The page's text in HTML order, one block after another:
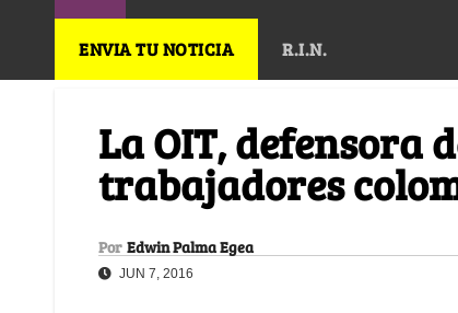
ENVIA TU NOTICIA R.I.N.
La OIT, defensora
trabajadores
Por Edwin Palma Egea
JUN 7, 2016